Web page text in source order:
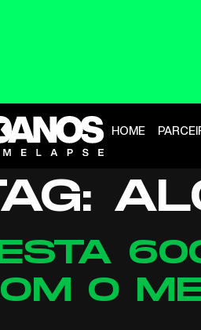
HOME
O